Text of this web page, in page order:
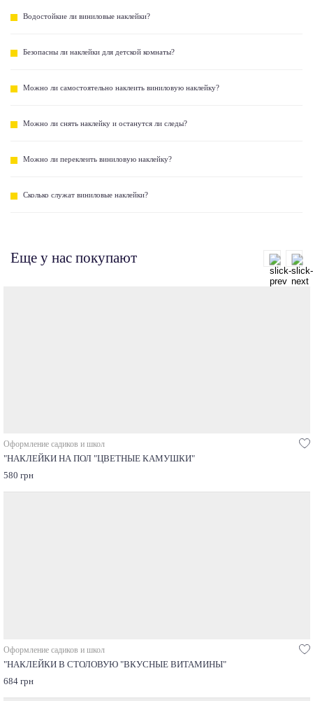
Водостойкие ли виниловые наклейки?
Безопасны ли наклейки для детской комнаты?
Можно ли самостоятельно наклеить виниловую наклейку?
Можно ли снять наклейку и останутся ли следы?
Можно ли переклеить виниловую наклейку?
Сколько служат виниловые наклейки?
Еще у нас покупают
Оформление садиков и школ
"НАКЛЕЙКИ НА ПОЛ "ЦВЕТНЫЕ КАМУШКИ"
580 грн
Оформление садиков и школ
"НАКЛЕЙКИ В СТОЛОВУЮ "ВКУСНЫЕ ВИТАМИНЫ"
684 грн